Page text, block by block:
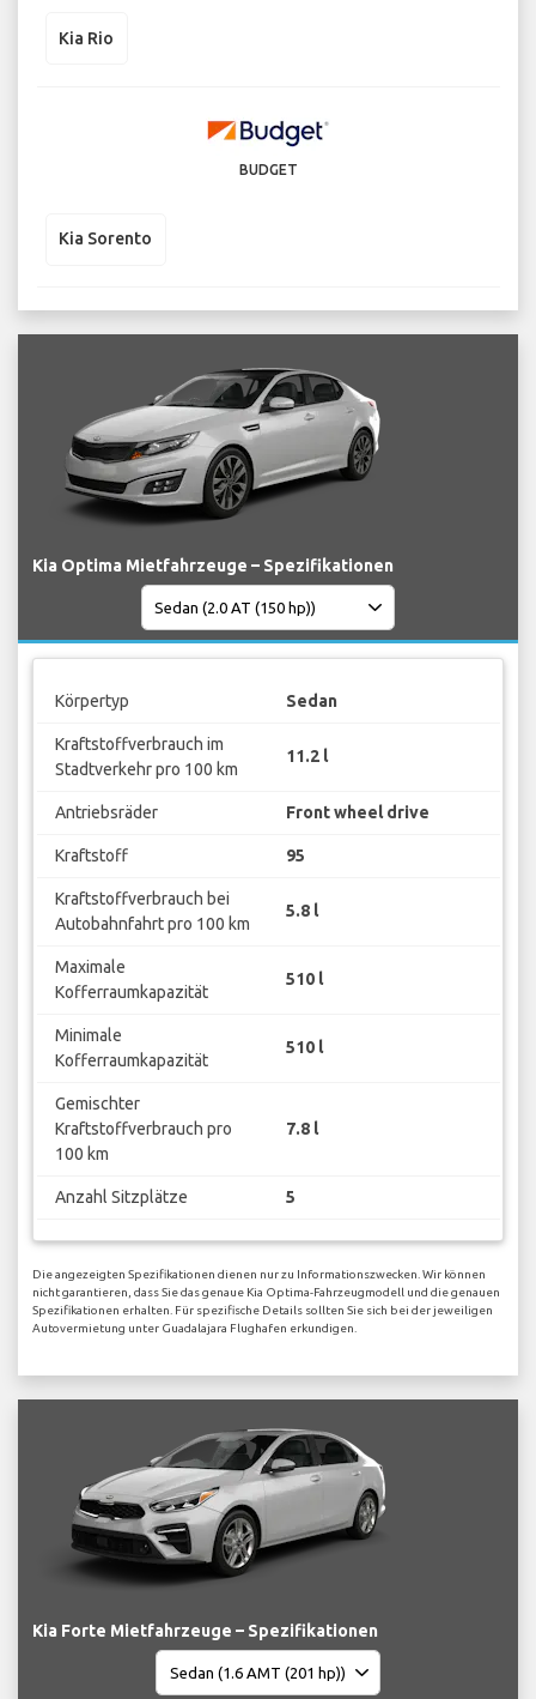
Kia Rio
BUDGET
Kia Sorento
Kia Optima Mietfahrzeuge – Spezifikationen
Körpertyp Sedan
Kraftstoffverbrauch im
Stadtverkehr pro 100 km
11.2 l
Antriebsräder Front wheel drive
Kraftstoff 95
Kraftstoffverbrauch bei
Autobahnfahrt pro 100 km
5.8 l
Maximale
Kofferraumkapazität
510 l
Minimale
Kofferraumkapazität
510 l
Gemischter
Kraftstoffverbrauch pro
100 km
7.8 l
Anzahl Sitzplätze 5
Die angezeigten Spezifikationen dienen nur zu Informationszwecken. Wir können
nicht garantieren, dass Sie das genaue Kia Optima-Fahrzeugmodell und die genauen
Spezifikationen erhalten. Für spezifische Details sollten Sie sich bei der jeweiligen
Autovermietung unter Guadalajara Flughafen erkundigen.
Kia Forte Mietfahrzeuge – Spezifikationen